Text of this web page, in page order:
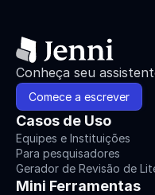
Conheça seu
Comece a escrever
Casos de Uso
Equipes e Instituições
Para pesquisadores
Gerador de Revisão de
Mini Ferramentas